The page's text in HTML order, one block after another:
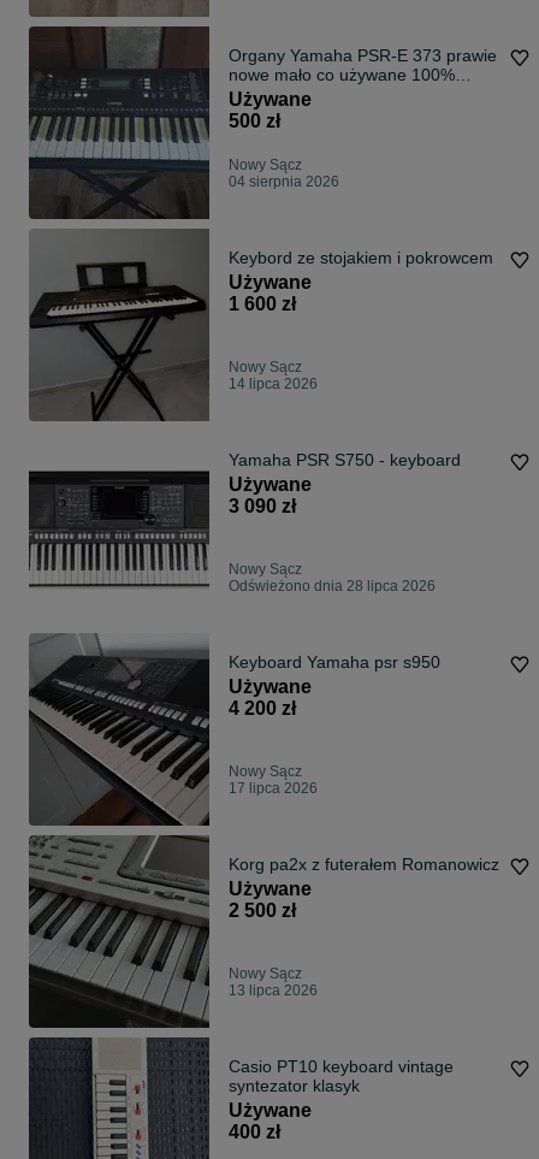
Organy Yamaha PSR-E 373 prawie
nowe mało co używane 100%
sprawne.
Używane
500 zł
Nowy Sącz
04 sierpnia 2026
Keybord ze stojakiem i pokrowcem
Używane
1 600 zł
Nowy Sącz
14 lipca 2026
Yamaha PSR S750 - keyboard
Używane
3 090 zł
Nowy Sącz
Odświeżono dnia 28 lipca 2026
Keyboard Yamaha psr s950
Używane
4 200 zł
Nowy Sącz
17 lipca 2026
Korg pa2x z futerałem Romanowicz
Używane
2 500 zł
Nowy Sącz
13 lipca 2026
Casio PT10 keyboard vintage
syntezator klasyk
Używane
400 zł